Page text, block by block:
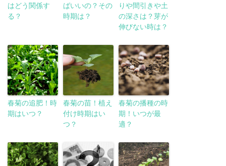
はどう関係す
る？
ばいいの？その
時期は？
りや間引きや土
の深さは？芽が
伸びない時は？
春菊の追肥！時
期はいつ？
春菊の苗！植え
付け時期はい
つ？
春菊の播種の時
期！いつが最
適？